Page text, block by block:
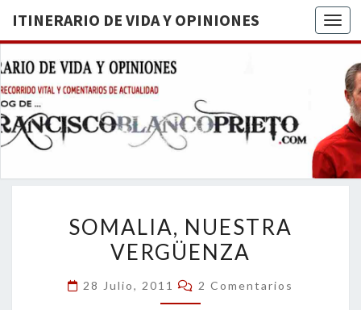
ITINERARIO DE VIDA Y OPINIONES
DE
BREVE
RECORRIDO
VITAL Y
ACTUALIDAD
NUESTRA
VERGÜENZA
SOMALIA, NUESTRA
VERGÜENZA
28 Julio, 2011 Comentarios
2 Comentarios